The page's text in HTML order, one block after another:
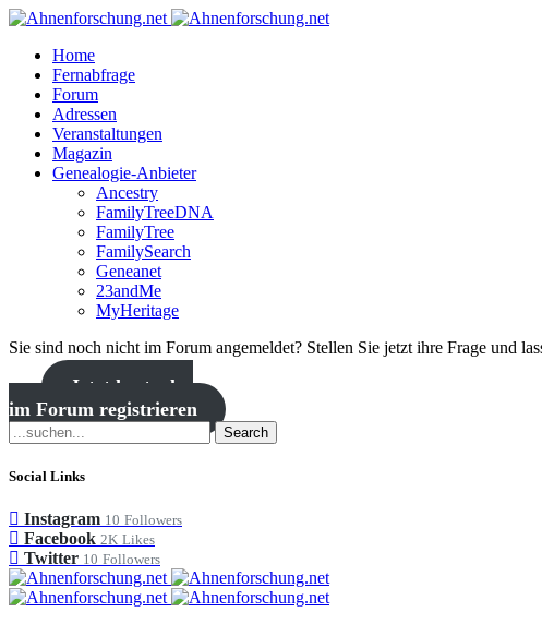
Home
Fernabfrage
Forum
Adressen
Veranstaltungen
Magazin
Genealogie-Anbieter
Ancestry
FamilyTreeDNA
FamilyTree
FamilySearch
Geneanet
23andMe
MyHeritage
Sie sind noch nicht im Forum angemeldet? Stellen Sie jetzt ihre Frage und
Jetzt kostenlos
im Forum registrieren
Search
Social Links
Instagram 10 Followers
Facebook 2K Likes
Twitter 10 Followers